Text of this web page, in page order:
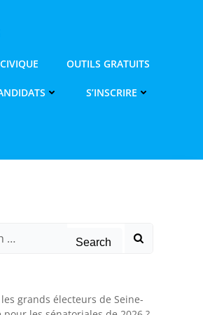
OUTILS GRATUITS
S’INSCRIRE
grands électeurs de Seine-